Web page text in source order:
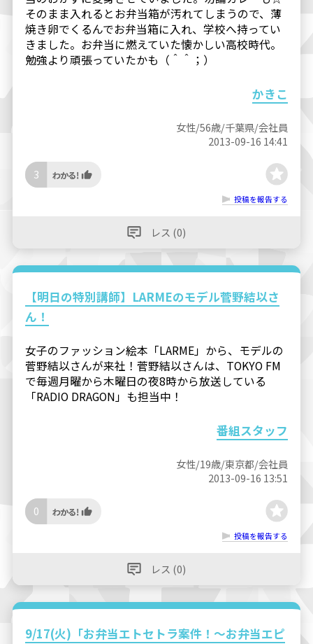
そのまま入れるとお弁当箱が汚れてしまうので、薄
焼き卵でくるんでお弁当箱に入れ、学校へ持ってい
きました。お弁当に燃えていた懐かしい高校時代。
勉強より頑張っていたかも（＾＾；）
かきこ
女性/56歳/千葉県/会社員
2013-09-16 14:41
3
投稿を報告する
レス (0)
【明日の特別講師】LARMEのモデル菅野結以さ
ん！
女子のファッション絵本「LARME」から、モデルの
菅野結以さんが来社！菅野結以さんは、TOKYO FM
で毎週月曜から木曜日の夜8時から放送している
「RADIO DRAGON」も担当中！
番組スタッフ
女性/19歳/東京都/会社員
2013-09-16 13:51
0
投稿を報告する
レス (0)
9/17(火)「お弁当エトセトラ案件！～お弁当エピ